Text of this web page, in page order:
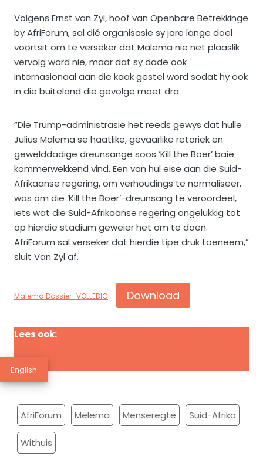
Volgens Ernst van Zyl, hoof van Openbare Betrekkinge
by AfriForum, sal dié organisasie sy jare lange doel
voortsit om te verseker dat Malema nie net plaaslik
vervolg word nie, maar dat sy dade ook
internasionaal aan die kaak gestel word sodat hy ook
in die buiteland die gevolge moet dra.
“Die Trump-administrasie het reeds gewys dat hulle
Julius Malema se haatlike, gevaarlike retoriek en
gewelddadige dreunsange soos ‘Kill the Boer’ baie
kommerwekkend vind. Een van hul eise aan die Suid-
Afrikaanse regering, om verhoudings te normaliseer,
was om die ‘Kill the Boer’-dreunsang te veroordeel,
iets wat die Suid-Afrikaanse regering ongelukkig tot
op hierdie stadium geweier het om te doen.
AfriForum sal verseker dat hierdie tipe druk toeneem,”
sluit Van Zyl af.
Malema Dossier_VOLLEDIG Download
Lees ook:
AfriForum Melema Menseregte Suid-Afrika
Withuis
English